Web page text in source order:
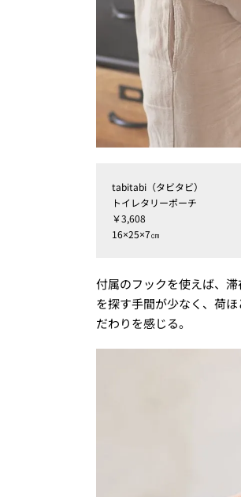
tabitabi（タビタビ）
トイレタリーポーチ
￥3,608
16×25×7㎝
付属のフックを使えば、
を探す手間が少なく、荷
だわりを感じる。